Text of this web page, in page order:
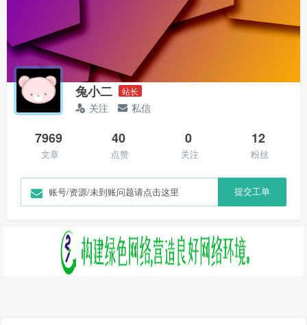
兔小二 站长
关注 私信
7969
文章
40
点赞
0
关注
12
粉丝
账号/资源/未到账问题请点击这里 提交工单